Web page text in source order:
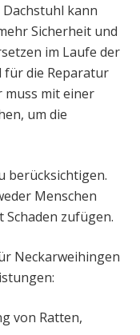
kann
Sicherheit und
im Laufe der
für die Reparatur
muss mit einer
um die
berücksichtigen.
Menschen
zufügen.
Neckarweihingen
von Ratten,